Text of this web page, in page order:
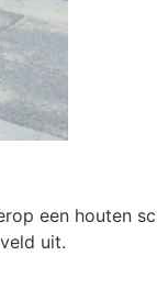
een houten
uit.